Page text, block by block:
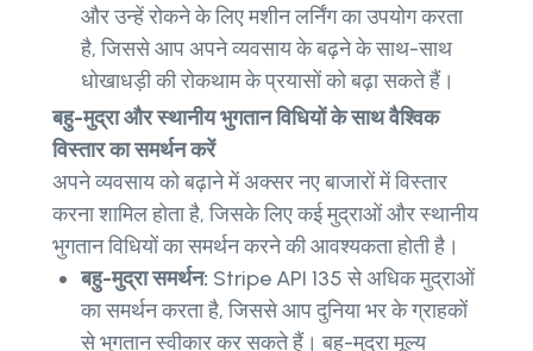
और उन्हें रोकने के लिए मशीन लर्निंग का उपयोग करता
है, जिससे आप अपने व्यवसाय के बढ़ने के साथ-साथ
धोखाधड़ी की रोकथाम के प्रयासों को बढ़ा सकते हैं।
बहु-मुद्रा और स्थानीय भुगतान विधियों के साथ वैश्विक
विस्तार का समर्थन करें
अपने व्यवसाय को बढ़ाने में अक्सर नए बाजारों में विस्तार
करना शामिल होता है, जिसके लिए कई मुद्राओं और स्थानीय
भुगतान विधियों का समर्थन करने की आवश्यकता होती है।
बहु-मुद्रा समर्थन: Stripe API 135 से अधिक मुद्राओं
का समर्थन करता है, जिससे आप दुनिया भर के ग्राहकों
से भुगतान स्वीकार कर सकते हैं। बहु-मुद्रा मूल्य